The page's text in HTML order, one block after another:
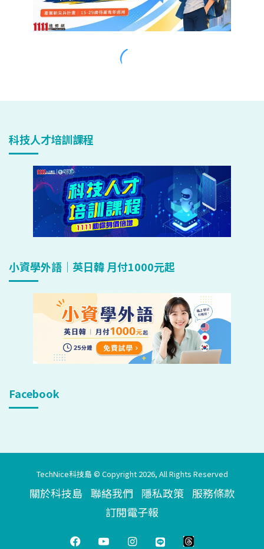
科技人才培訓課程
小資學外語｜英日韓 月付1000元起
Facebook
TechNice科技島 © Copyright 2026, All Rights Reserved
關於科技島 聯絡我們 隱私政策 服務條款
訂閱電子報